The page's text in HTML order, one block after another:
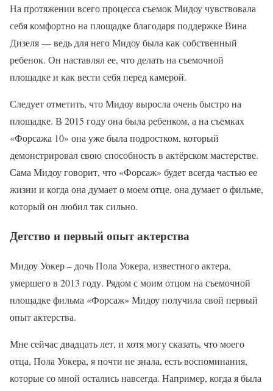
На протяжении всего процесса съемок Мидоу чувствовала
себя комфортно на площадке благодаря поддержке Вина
Дизеля — ведь для него Мидоу была как собственный
ребенок. Он наставлял ее, что делать на съемочной
площадке и как вести себя перед камерой.
Следует отметить, что Мидоу выросла очень быстро на
площадке. В 2015 году она была ребенком, а на съемках
«Форсажа 10» она уже была подростком, который
демонстрировал свою способность в актёрском мастерстве.
Сама Мидоу говорит, что «Форсаж» будет всегда частью ее
жизни и когда она думает о моем отце, она думает о фильме,
который он любил так сильно.
Детство и первый опыт актерства
Мидоу Уокер – дочь Пола Уокера, известного актера,
умершего в 2013 году. Рядом с моим отцом на съемочной
площадке фильма «Форсаж» Мидоу получила свой первый
опыт актерства.
Мне сейчас двадцать лет, и хотя могу сказать, что моего
отца, Пола Уокера, я почти не знала, есть воспоминания,
которые со мной остались навсегда. Например, когда я была